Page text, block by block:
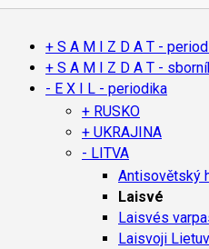
+ S A M I Z D A T -
+ S A M I Z D A T -
- E X I L - periodika
+ RUSKO
+ UKRAJINA
- LITVA
Antisovětský
Laisvé
Laisvés
Laisvoji